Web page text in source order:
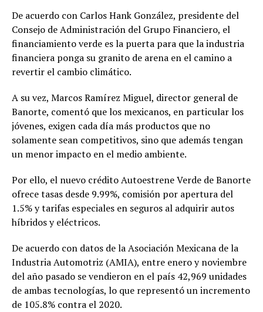
De acuerdo con Carlos Hank González, presidente del
Consejo de Administración del Grupo Financiero, el
financiamiento verde es la puerta para que la industria
financiera ponga su granito de arena en el camino a
revertir el cambio climático.
A su vez, Marcos Ramírez Miguel, director general de
Banorte, comentó que los mexicanos, en particular los
jóvenes, exigen cada día más productos que no
solamente sean competitivos, sino que además tengan
un menor impacto en el medio ambiente.
Por ello, el nuevo crédito Autoestrene Verde de Banorte
ofrece tasas desde 9.99%, comisión por apertura del
1.5% y tarifas especiales en seguros al adquirir autos
híbridos y eléctricos.
De acuerdo con datos de la Asociación Mexicana de la
Industria Automotriz (AMIA), entre enero y noviembre
del año pasado se vendieron en el país 42,969 unidades
de ambas tecnologías, lo que representó un incremento
de 105.8% contra el 2020.